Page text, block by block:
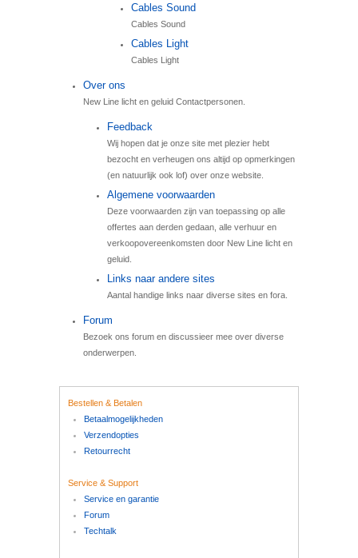
Cables Sound
Cables Sound
Cables Light
Cables Light
Over ons
New Line licht en geluid Contactpersonen.
Feedback
Wij hopen dat je onze site met plezier hebt
bezocht en verheugen ons altijd op opmerkingen
(en natuurlijk ook lof) over onze website.
Algemene voorwaarden
Deze voorwaarden zijn van toepassing op alle
offertes aan derden gedaan, alle verhuur en
verkoopovereenkomsten door New Line licht en
geluid.
Links naar andere sites
Aantal handige links naar diverse sites en fora.
Forum
Bezoek ons forum en discussieer mee over diverse
onderwerpen.
Bestellen & Betalen
Betaalmogelijkheden
Verzendopties
Retourrecht
Service & Support
Service en garantie
Forum
Techtalk